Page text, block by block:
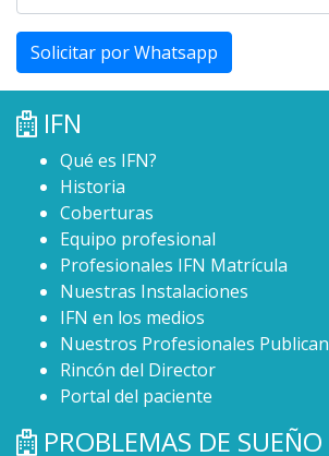
Solicitar por Whatsapp
IFN
Qué es IFN?
Historia
Coberturas
Equipo profesional
Profesionales IFN Matrícula
Nuestras Instalaciones
IFN en los medios
Nuestros Profesionales Publican
Rincón del Director
Portal del paciente
PROBLEMAS DE SUEÑO